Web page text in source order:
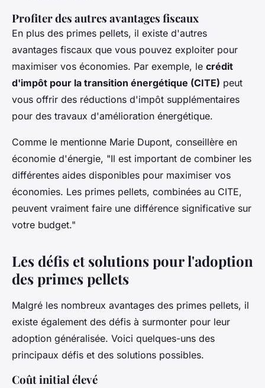
Profiter des autres avantages fiscaux
En plus des primes pellets, il existe d'autres
avantages fiscaux que vous pouvez exploiter pour
maximiser vos économies. Par exemple, le crédit
d'impôt pour la transition énergétique (CITE) peut
vous offrir des réductions d'impôt supplémentaires
pour des travaux d'amélioration énergétique.
Comme le mentionne Marie Dupont, conseillère en
économie d'énergie, "Il est important de combiner les
différentes aides disponibles pour maximiser vos
économies. Les primes pellets, combinées au CITE,
peuvent vraiment faire une différence significative sur
votre budget."
Les défis et solutions pour l'adoption
des primes pellets
Malgré les nombreux avantages des primes pellets, il
existe également des défis à surmonter pour leur
adoption généralisée. Voici quelques-uns des
principaux défis et des solutions possibles.
Coût initial élevé